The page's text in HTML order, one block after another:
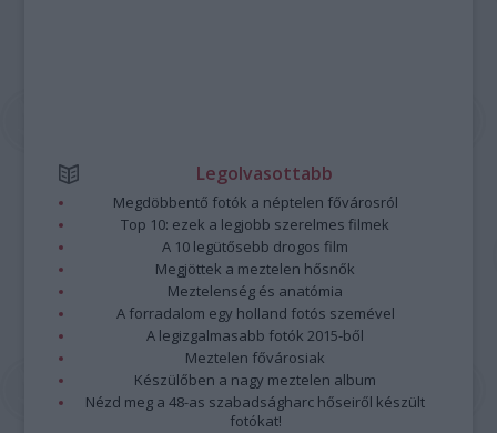
Legolvasottabb
Megdöbbentő fotók a néptelen fővárosról
Top 10: ezek a legjobb szerelmes filmek
A 10 legütősebb drogos film
Megjöttek a meztelen hősnők
Meztelenség és anatómia
A forradalom egy holland fotós szemével
A legizgalmasabb fotók 2015-ből
Meztelen fővárosiak
Készülőben a nagy meztelen album
Nézd meg a 48-as szabadságharc hőseiről készült
fotókat!